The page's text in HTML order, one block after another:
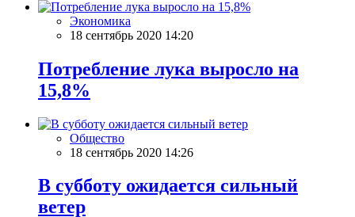
Экономика
18 сентябрь 2020 14:20
Потребление лука выросло на
15,8%
Общество
18 сентябрь 2020 14:26
В субботу ожидается сильный
ветер